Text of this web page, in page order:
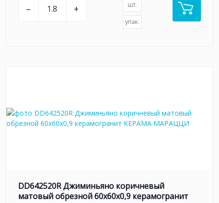
– + шт.
упак.
DD642520R Джиминьяно коричневый
матовый обрезной 60х60x0,9 керамогранит